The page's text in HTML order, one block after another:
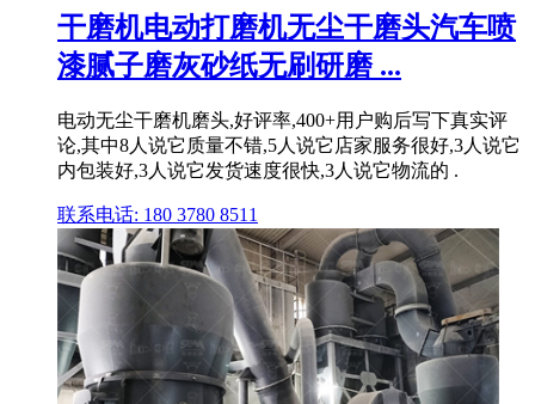
干磨机电动打磨机无尘干磨头汽车喷
漆腻子磨灰砂纸无刷研磨 ...
电动无尘干磨机磨头,好评率,400+用户购后写下真实评
论,其中8人说它质量不错,5人说它店家服务很好,3人说它
内包装好,3人说它发货速度很快,3人说它物流的 .
联系电话: 180 3780 8511